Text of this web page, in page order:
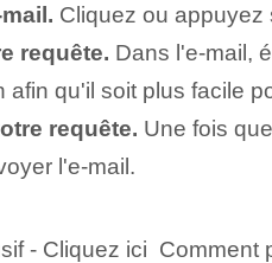
Cliquez ou appuyez
requête. Dans l'e-mail,
afin qu'il soit plus facile
requête. Une fois
l'e-mail.
- Cliquez ici Comment